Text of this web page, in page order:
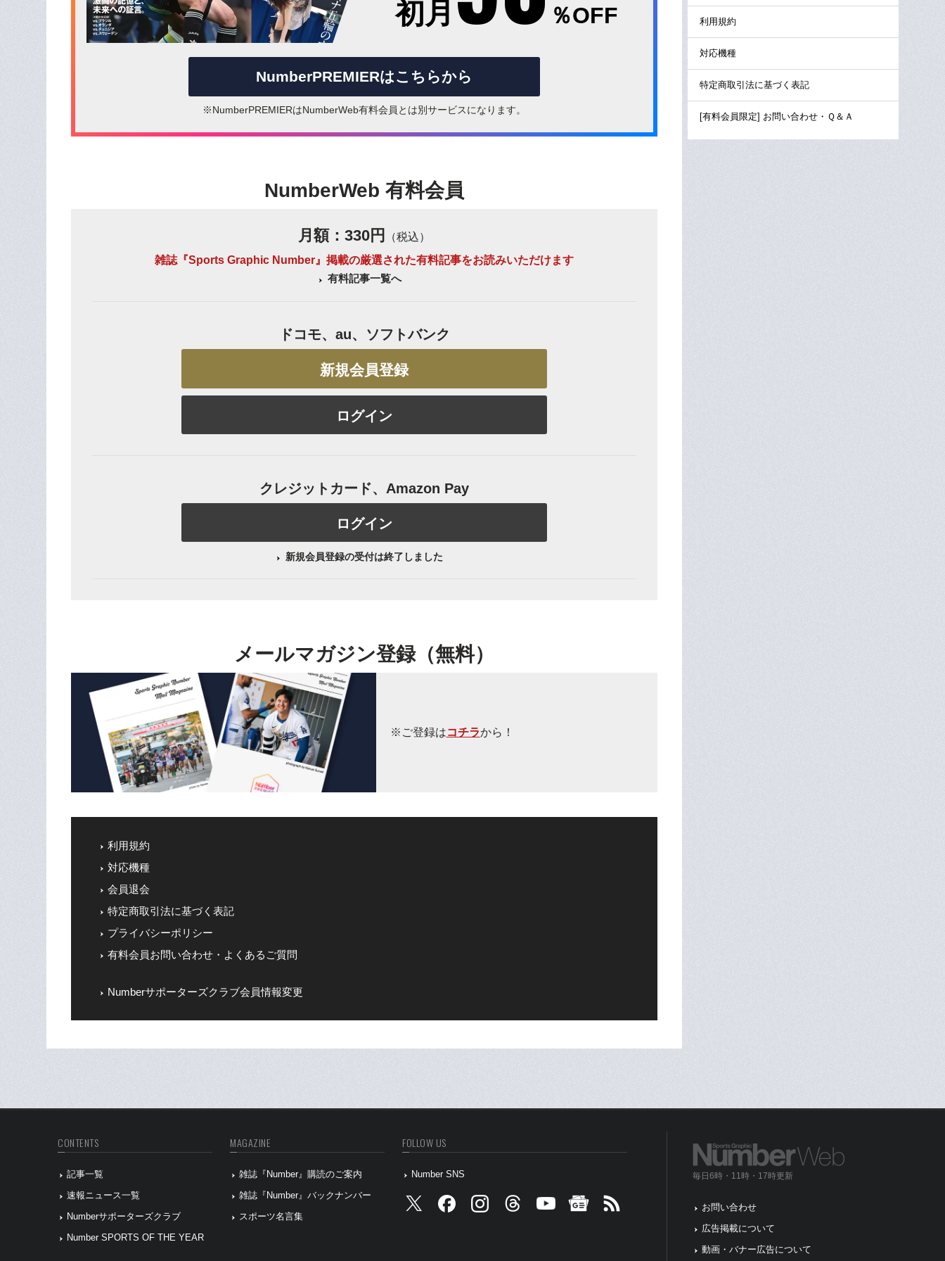
初月 ％OFF
NumberPREMIERはこちらから
※NumberPREMIERはNumberWeb有料会員とは別サービスになります。
NumberWeb 有料会員
月額：330円
（税込）
雑誌『Sports Graphic Number』掲載の厳選された有料記事をお読みいただけます
有料記事一覧へ
ドコモ、au、ソフトバンク
新規会員登録
ログイン
クレジットカード、Amazon Pay
ログイン
新規会員登録の受付は終了しました
メールマガジン登録（無料）
※ご登録はコチラから！
利用規約
対応機種
会員退会
特定商取引法に基づく表記
プライバシーポリシー
有料会員お問い合わせ・よくあるご質問
Numberサポーターズクラブ会員情報変更
利用規約
対応機種
特定商取引法に基づく表記
[有料会員限定] お問い合わせ・Ｑ＆Ａ
CONTENTS
記事一覧
速報ニュース一覧
Numberサポーターズクラブ
Number SPORTS OF THE YEAR
MAGAZINE
雑誌『Number』購読のご案内
雑誌『Number』バックナンバー
スポーツ名言集
FOLLOW US
Number SNS 毎日6時・11時・17時更新
お問い合わせ
広告掲載について
動画・バナー広告について